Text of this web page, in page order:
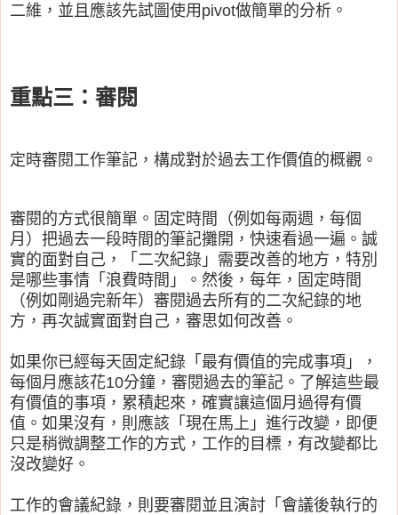
二維，並且應該先試圖使用pivot做簡單的分析。
重點三：審閱
定時審閱工作筆記，構成對於過去工作價值的概觀。
審閱的方式很簡單。固定時間（例如每兩週，每個
月）把過去一段時間的筆記攤開，快速看過一遍。誠
實的面對自己，「二次紀錄」需要改善的地方，特別
是哪些事情「浪費時間」。然後，每年，固定時間
（例如剛過完新年）審閱過去所有的二次紀錄的地
方，再次誠實面對自己，審思如何改善。
如果你已經每天固定紀錄「最有價值的完成事項」，
每個月應該花10分鐘，審閱過去的筆記。了解這些最
有價值的事項，累積起來，確實讓這個月過得有價
值。 如果沒有，則應該「現在馬上」進行改變，即便
只是稍微調整工作的方式，工作的目標，有改變都比
沒改變好。
工作的會議紀錄，則要審閱並且演討「會議後執行的